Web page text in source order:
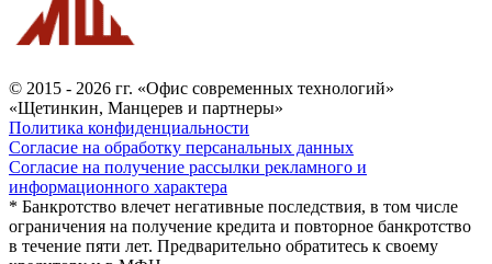
© 2015 - 2026 гг. «Офис современных технологий»
«Щетинкин, Манцерев и партнеры»
Политика конфиденциальности
Согласие на обработку персанальных данных
Согласие на получение рассылки рекламного и
информационного характера
* Банкротство влечет негативные последствия, в том числе
ограничения на получение кредита и повторное банкротство
в течение пяти лет. Предварительно обратитесь к своему